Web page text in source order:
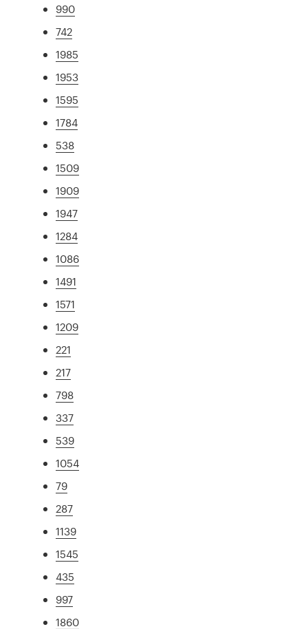
990
742
1985
1953
1595
1784
538
1509
1909
1947
1284
1086
1491
1571
1209
221
217
798
337
539
1054
79
287
1139
1545
435
997
1860